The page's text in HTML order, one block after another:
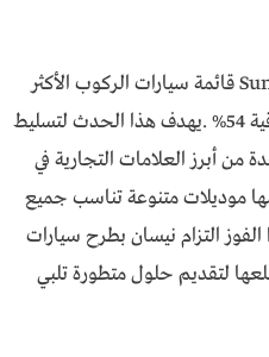
في نفس الوقت تصدرت نيسان Sunny قائمة سيارات الركوب الأكثر
مبيعًا في السوق المصري بحصة سوقية 54% .يهدف هذا الحدث لتسليط
أبرز العلامات التجارية في
موديلات متنوعة تناسب جميع
التزام نيسان بطرح سيارات
لتقديم حلول متطورة تلبي